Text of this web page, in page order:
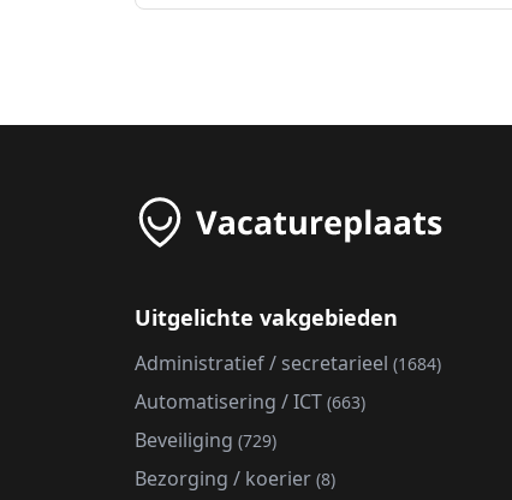
Uitgelichte vakgebieden
Administratief / secretarieel (1684)
Automatisering / ICT (663)
Beveiliging (729)
Bezorging / koerier (8)